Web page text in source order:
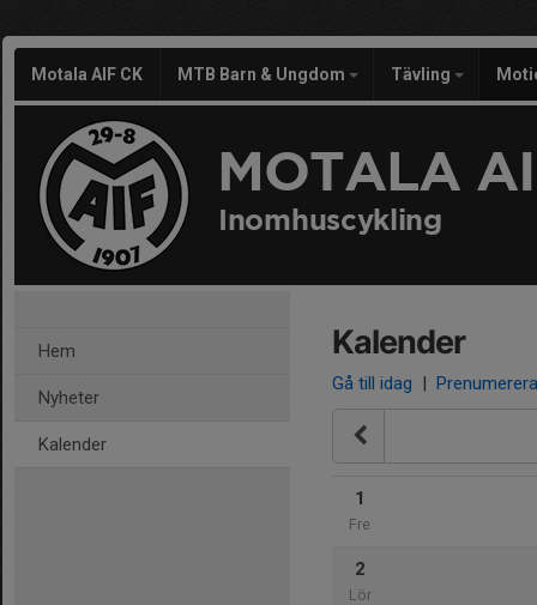
Motala AIF CK MTB Barn & Ungdom Tävling
MOTALA
Inomhuscykling
Hem
Nyheter
Kalender
Kalender
Gå till idag | Prenumerera
1
Fre
2
Lör